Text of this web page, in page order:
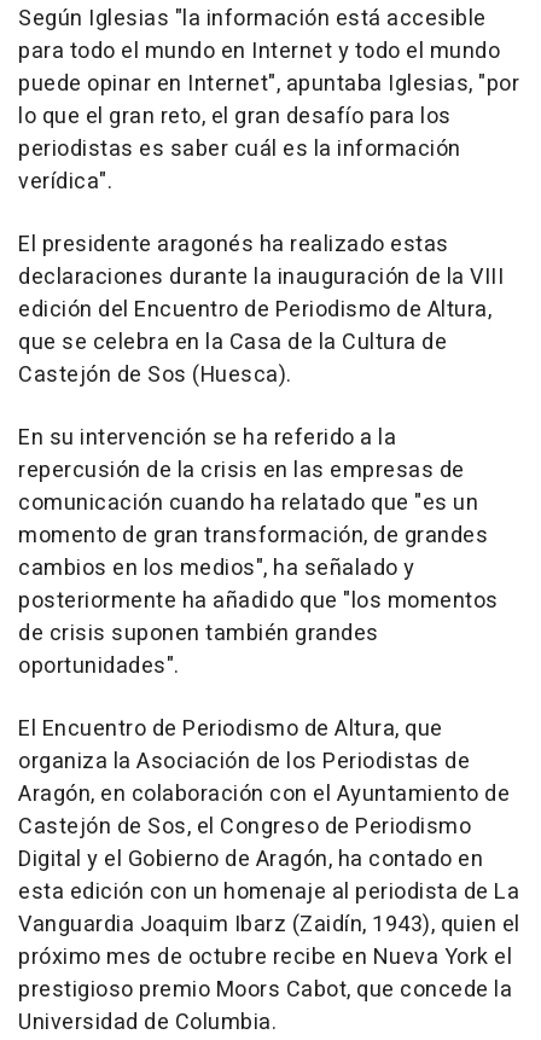
Según Iglesias "la información está accesible
para todo el mundo en Internet y todo el mundo
puede opinar en Internet", apuntaba Iglesias, "por
lo que el gran reto, el gran desafío para los
periodistas es saber cuál es la información
verídica".
El presidente aragonés ha realizado estas
declaraciones durante la inauguración de la VIII
edición del Encuentro de Periodismo de Altura,
que se celebra en la Casa de la Cultura de
Castejón de Sos (Huesca).
En su intervención se ha referido a la
repercusión de la crisis en las empresas de
comunicación cuando ha relatado que "es un
momento de gran transformación, de grandes
cambios en los medios", ha señalado y
posteriormente ha añadido que "los momentos
de crisis suponen también grandes
oportunidades".
El Encuentro de Periodismo de Altura, que
organiza la Asociación de los Periodistas de
Aragón, en colaboración con el Ayuntamiento de
Castejón de Sos, el Congreso de Periodismo
Digital y el Gobierno de Aragón, ha contado en
esta edición con un homenaje al periodista de La
Vanguardia Joaquim Ibarz (Zaidín, 1943), quien el
próximo mes de octubre recibe en Nueva York el
prestigioso premio Moors Cabot, que concede la
Universidad de Columbia.